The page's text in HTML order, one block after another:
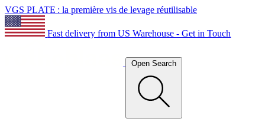
VGS PLATE : la première vis de levage réutilisable
Fast delivery from US Warehouse - Get in Touch
Open Search